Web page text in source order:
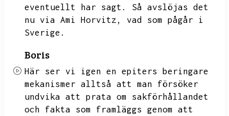
eventuellt har sagt.
Så avslöjas det
nu via Ami Horvitz,
vad som pågår i
Sverige.
Boris
Här ser vi igen en epiters beringare
mekanismer alltså att man försöker
undvika att prata om sakförhållandet
och fakta som framläggs genom att